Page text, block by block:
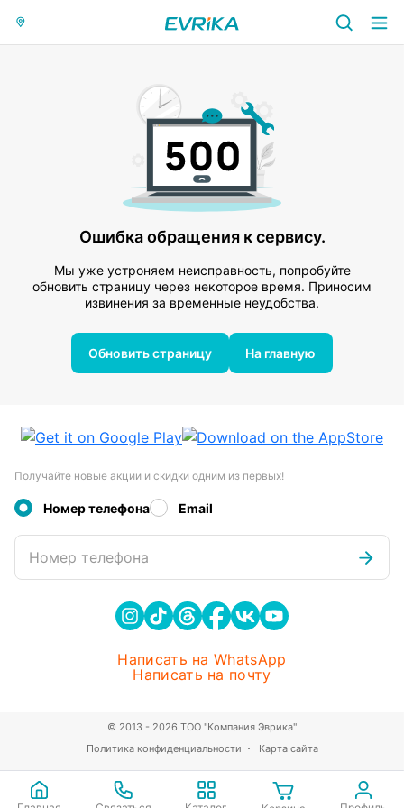
Ошибка обращения к сервису.
Мы уже устроняем неисправность, попробуйте
обновить страницу через некоторое время. Приносим
извинения за временные неудобства.
Обновить страницу На главную
Получайте новые акции и скидки одним из первых!
Номер телефона Email
Номер телефона
Написать на WhatsApp
Написать на почту
Политика конфиденциальности Карта сайта
© 2013 - 2026 ТОО "Компания Эврика"